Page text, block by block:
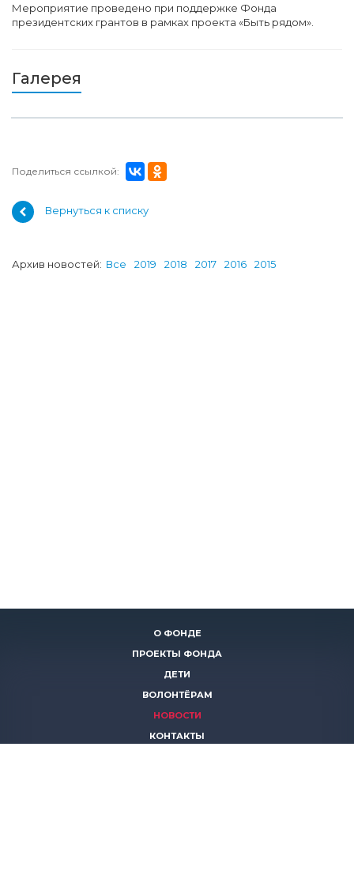
Мероприятие проведено при поддержке Фонда
президентских грантов в рамках проекта «Быть рядом».
Галерея
Поделиться ссылкой:
Вернуться к списку
Архив новостей: Все 2019 2018 2017 2016 2015
О ФОНДЕ
ПРОЕКТЫ ФОНДА
ДЕТИ
ВОЛОНТЁРАМ
НОВОСТИ
КОНТАКТЫ